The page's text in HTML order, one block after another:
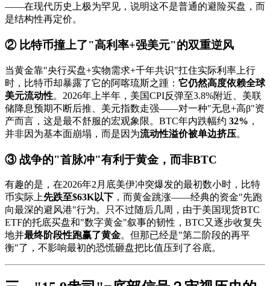
——在现代历史上极为罕见，说明这不是普通的避险买盘，而
是结构性再定价。
② 比特币撞上了"高利率+强美元"的双重逆风
当黄金靠"央行买盘+实物需求+千年共识"扛住实际利率上行
时，比特币却暴露了它的阿喀琉斯之踵： 它仍然高度依赖全球
美元流动性。2026年上半年，美国CPI反弹至3.8%附近、美联
储降息预期不断后推、美元指数走强——对一种"无息+高β"资
产而言，这是最不舒服的宏观象限。BTC年内跌幅约 32% ，
并非因为基本面崩塌，而是因为流动性溢价被单边挤压。
③ 战争的"首脉冲"有利于黄金，而非BTC
有趣的是，在2026年2月底美伊冲突爆发的最初数小时，比特
币实际上先跌至$63K以下 ，而黄金跳涨——经典的资金"先跑
向最深的避风港"行为。只不过随后几周，由于美国现货BTC
ETF的托底买盘和"数字黄金"叙事的韧性，BTC又逐步收复失
地并最终阶段性跑赢了黄金。但那已经是"第二阶段的再平
衡"了，不影响最初的恐慌砸盘把比值压到了谷底。